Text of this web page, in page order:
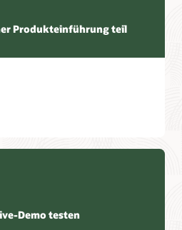
Produkteinführung teil
Demo testen